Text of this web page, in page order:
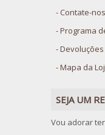
Contate-nos
Programa
Devoluções
Mapa da
SEJA UM
Vou adorar